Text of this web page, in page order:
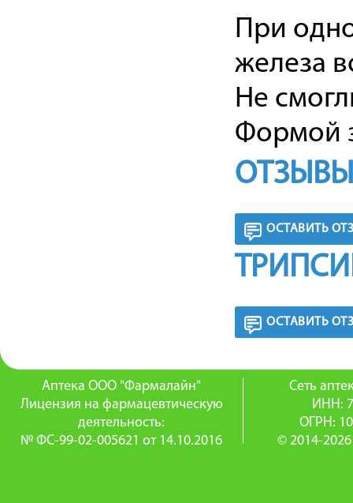
При
железа
Не
Формой
ОСТАВИТЬ
ОСТАВИТЬ
Аптека ООО "Фармалайн"
Лицензия на фармацевтическую
деятельность:
№ ФС-99-02-005621 от 14.10.2016
Сеть
ИНН:
ОГРН:
© 2014-